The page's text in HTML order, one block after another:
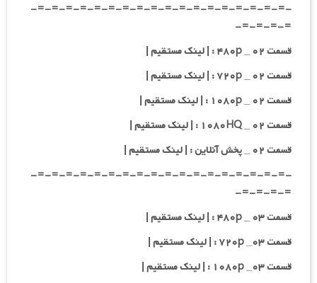
-=-=-=-=-=-=-=-=-=-=-=-=-=-=-=-=-=-=-
=-=-=-=-
قسمت ۰۲ _ ۴۸۰p : | لینک مستقیم |
قسمت ۰۲ _ ۷۲۰p : | لینک مستقیم |
قسمت ۰۲ _ ۱۰۸۰p : | لینک مستقیم |
قسمت ۰۲ _ ۱۰۸۰HQ : | لینک مستقیم |
قسمت ۰۲ _ پخش آنلاین : | لینک مستقیم |
-=-=-=-=-=-=-=-=-=-=-=-=-=-=-=-=-=-=-
=-=-=-=-
قسمت ۰۳ _ ۴۸۰p : | لینک مستقیم |
قسمت ۰۳_ ۷۲۰p : | لینک مستقیم |
قسمت ۰۳_ ۱۰۸۰p : | لینک مستقیم |